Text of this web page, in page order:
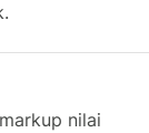
nilai